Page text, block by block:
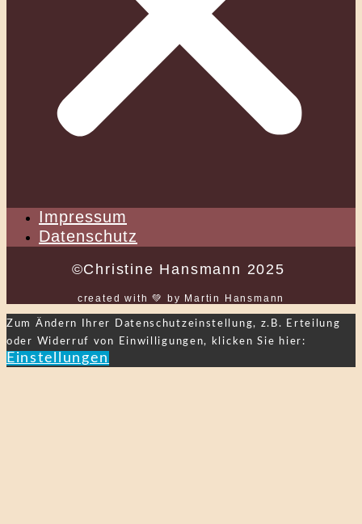
Impressum
Datenschutz
©Christine Hansmann 2025
created with 💚 by Martin Hansmann
Zum Ändern Ihrer Datenschutzeinstellung, z.B. Erteilung
oder Widerruf von Einwilligungen, klicken Sie hier:
Einstellungen